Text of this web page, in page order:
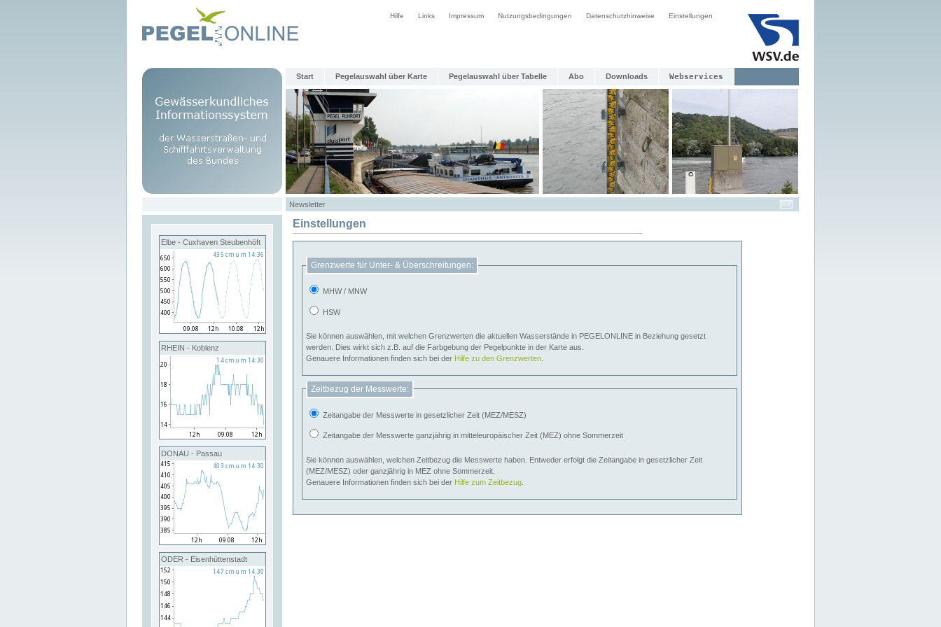
Hilfe Links Impressum Nutzungsbedingungen Datenschutzhinweise Einstellungen
Start Pegelauswahl über Karte Pegelauswahl über Tabelle Abo Downloads Webservices
Newsletter
Elbe - Cuxhaven Steubenhöft
RHEIN - Koblenz
DONAU - Passau
ODER - Eisenhüttenstadt
Einstellungen
Grenzwerte für Unter- & Überschreitungen:
MHW / MNW
HSW
Sie können auswählen, mit welchen Grenzwerten die aktuellen Wasserstände in PEGELONLINE in Beziehung gesetzt
werden. Dies wirkt sich z.B. auf die Farbgebung der Pegelpunkte in der Karte aus.
Genauere Informationen finden sich bei der Hilfe zu den Grenzwerten
Zeitbezug der Messwerte:
Zeitangabe der Messwerte in gesetzlicher Zeit (MEZ/MESZ)
Zeitangabe der Messwerte ganzjährig in mitteleuropäischer Zeit (MEZ) ohne Sommerzeit
Sie können auswählen, welchen Zeitbezug die Messwerte haben. Entweder erfolgt die Zeitangabe in gesetzlicher Zeit
(MEZ/MESZ) oder ganzjährig in MEZ ohne Sommerzeit.
Genauere Informationen finden sich bei der Hilfe zum Zeitbezug